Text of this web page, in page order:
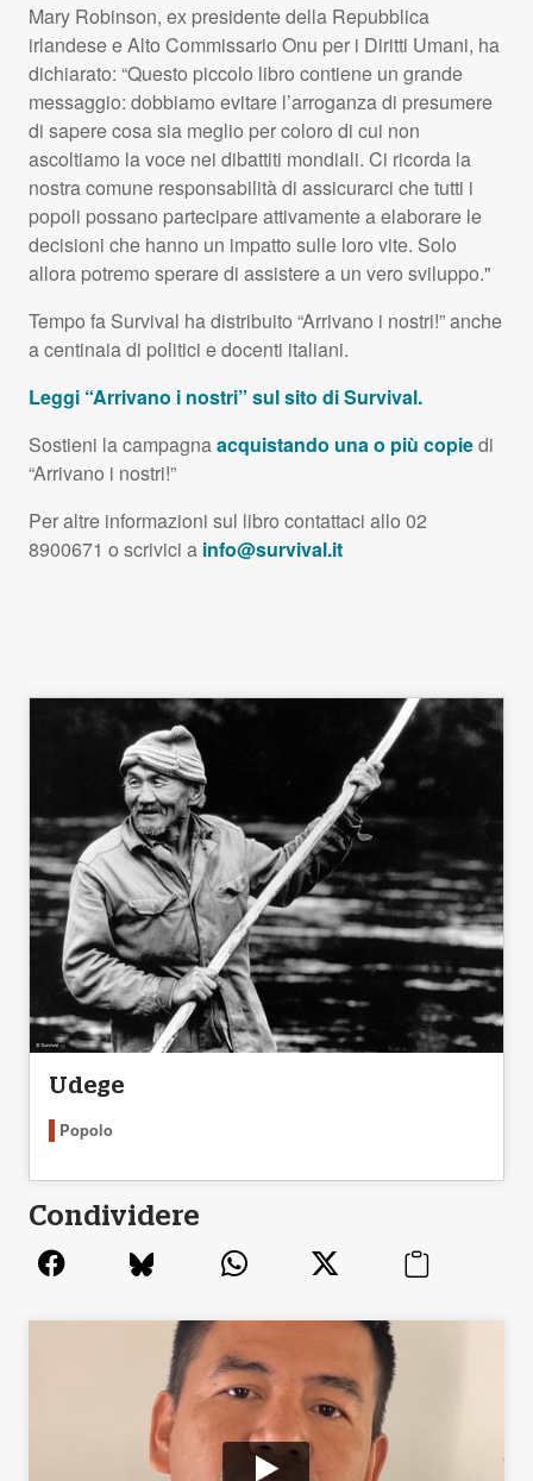
Mary Robinson, ex presidente della Repubblica
irlandese e Alto Commissario Onu per i Diritti Umani, ha
dichiarato: “Questo piccolo libro contiene un grande
messaggio: dobbiamo evitare l’arroganza di presumere
di sapere cosa sia meglio per coloro di cui non
ascoltiamo la voce nei dibattiti mondiali. Ci ricorda la
nostra comune responsabilità di assicurarci che tutti i
popoli possano partecipare attivamente a elaborare le
decisioni che hanno un impatto sulle loro vite. Solo
allora potremo sperare di assistere a un vero sviluppo."
Tempo fa Survival ha distribuito “Arrivano i nostri!” anche
a centinaia di politici e docenti italiani.
Leggi “Arrivano i nostri” sul sito di Survival.
Sostieni la campagna acquistando una o più copiedi
“Arrivano i nostri!”
Per altre informazioni sul libro contattaci allo 02
8900671 o scrivici a info@survival.it
Udege
Popolo
Condividere